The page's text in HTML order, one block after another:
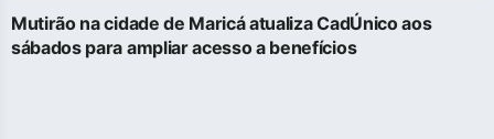
Mutirão na cidade de Maricá atualiza CadÚnico aos
sábados para ampliar acesso a benefícios